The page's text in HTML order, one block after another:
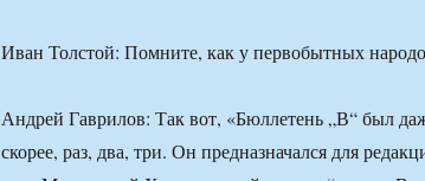
Иван Толстой: Помните, как у первобытных
Андрей Гаврилов: Так вот, «Бюллетень „В“ был
скорее, раз, два, три. Он предназначался для